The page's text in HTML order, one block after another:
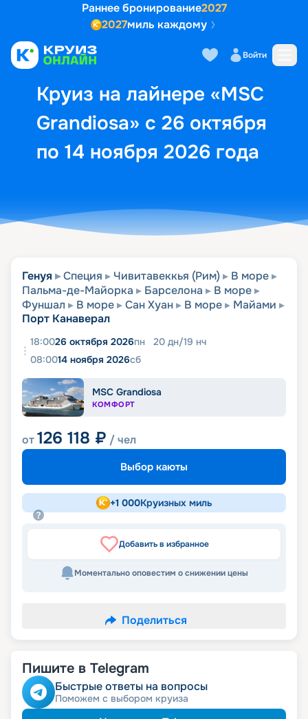
Раннее бронирование2027
2027миль каждому
Войти
Круиз на лайнере «MSC
Grandiosa» с 26 октября
по 14 ноября 2026 года
Выбор кают Маршрут и
Генуя Специя Чивитавеккья (Рим)
В море
Пальма-де-Майорка
Барселона
В море
Фуншал
В море Сан Хуан В море
Майами
Порт Канаверал
18:0026 октября 2026пн 20 дн/19 нч
08:0014 ноября 2026сб
MSC Grandiosa
КОМФОРТ
от126 118 ₽ / чел
Выбор каюты
+1 000Круизных миль
Добавить в избранное
Моментально оповестим о снижении цены
Поделиться
Пишите в Telegram
Быстрые ответы на вопросы
Поможем с выбором круиза